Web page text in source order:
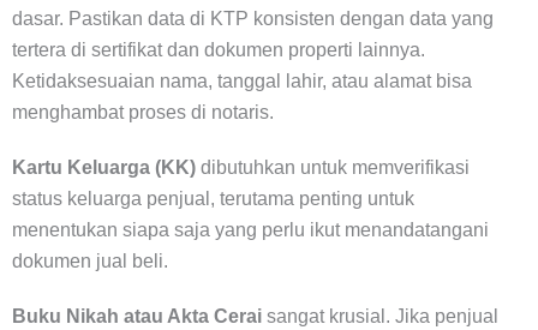
dasar. Pastikan data di KTP konsisten dengan data yang
tertera di sertifikat dan dokumen properti lainnya.
Ketidaksesuaian nama, tanggal lahir, atau alamat bisa
menghambat proses di notaris.
Kartu Keluarga (KK) dibutuhkan untuk memverifikasi
status keluarga penjual, terutama penting untuk
menentukan siapa saja yang perlu ikut menandatangani
dokumen jual beli.
Buku Nikah atau Akta Cerai sangat krusial. Jika penjual